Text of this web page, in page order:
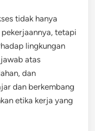
tidak hanya
tetapi
lingkungan
atas
dan
dan berkembang
etika kerja yang